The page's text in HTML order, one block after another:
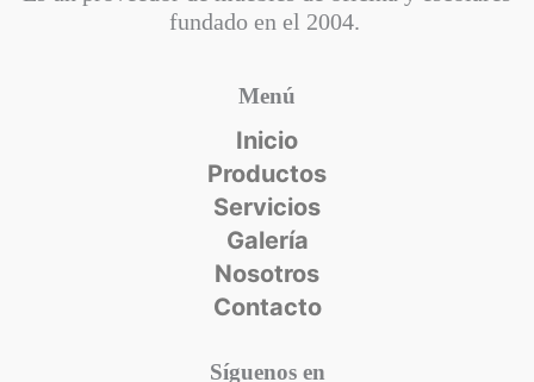
fundado en el 2004.
Menú
Inicio
Productos
Servicios
Galería
Nosotros
Contacto
Síguenos en